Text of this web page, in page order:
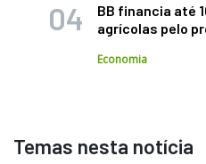
BB financia até
agrícolas pelo
Economia
Temas nesta notícia